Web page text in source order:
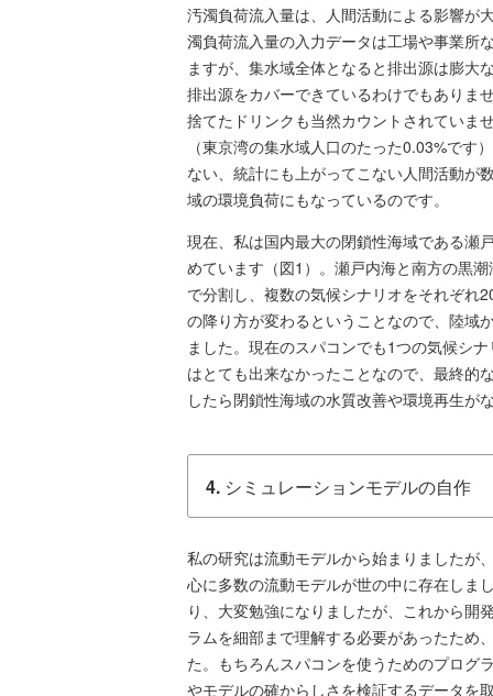
汚濁負荷流入量は、人間活動による影響が
濁負荷流入量の入力データは工場や事業所
ますが、集水域全体となると排出源は膨大
排出源をカバーできているわけでもありま
捨てたドリンクも当然カウントされていま
（東京湾の集水域人口のたった0.03%で
ない、統計にも上がってこない人間活動が
域の環境負荷にもなっているのです。
現在、私は国内最大の閉鎖性海域である瀬
めています（図1）。瀬戸内海と南方の黒
で分割し、複数の気候シナリオをそれぞれ
の降り方が変わるということなので、陸域
ました。現在のスパコンでも1つの気候シ
はとても出来なかったことなので、最終的
したら閉鎖性海域の水質改善や環境再生が
4. シミュレーションモデルの自作
私の研究は流動モデルから始まりましたが
心に多数の流動モデルが世の中に存在しま
り、大変勉強になりましたが、これから開
ラムを細部まで理解する必要があったため
た。もちろんスパコンを使うためのプログ
やモデルの確からしさを検証するデータを